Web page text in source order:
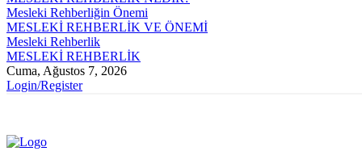
Mesleki Rehberliğin Önemi
MESLEKİ REHBERLİK VE ÖNEMİ
Mesleki Rehberlik
MESLEKİ REHBERLİK
Cuma, Ağustos 7, 2026
Login/Register